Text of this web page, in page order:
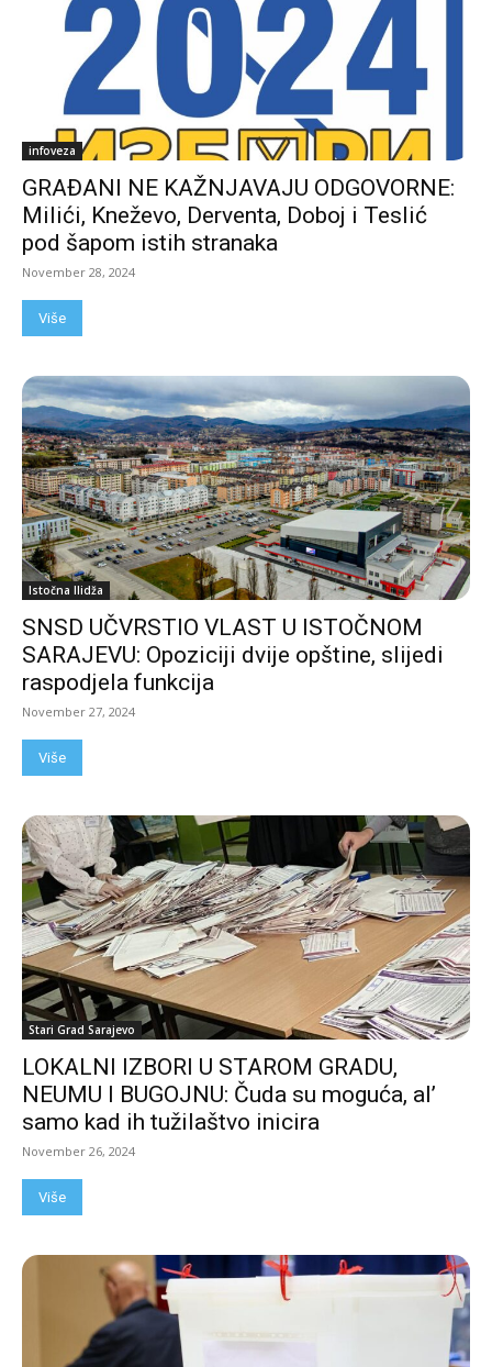
infoveza
GRAĐANI NE KAŽNJAVAJU ODGOVORNE:
Milići, Kneževo, Derventa, Doboj i Teslić
pod šapom istih stranaka
November 28, 2024
Više
Istočna Ilidža
SNSD UČVRSTIO VLAST U ISTOČNOM
SARAJEVU: Opoziciji dvije opštine, slijedi
raspodjela funkcija
November 27, 2024
Više
Stari Grad Sarajevo
LOKALNI IZBORI U STAROM GRADU,
NEUMU I BUGOJNU: Čuda su moguća, al’
samo kad ih tužilaštvo inicira
November 26, 2024
Više